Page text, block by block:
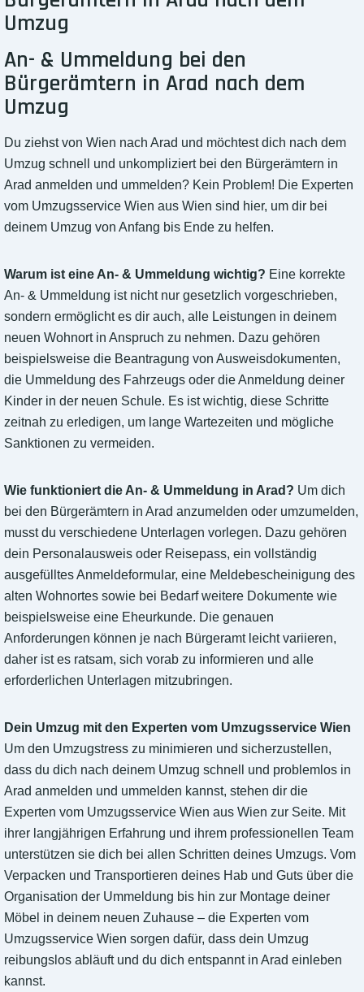
Umzug
An- & Ummeldung bei den
Bürgerämtern in Arad nach dem
Umzug
Du ziehst von Wien nach Arad und möchtest dich nach dem
Umzug schnell und unkompliziert bei den Bürgerämtern in
Arad anmelden und ummelden? Kein Problem! Die Experten
vom Umzugsservice Wien aus Wien sind hier, um dir bei
deinem Umzug von Anfang bis Ende zu helfen.
Warum ist eine An- & Ummeldung wichtig? Eine korrekte
An- & Ummeldung ist nicht nur gesetzlich vorgeschrieben,
sondern ermöglicht es dir auch, alle Leistungen in deinem
neuen Wohnort in Anspruch zu nehmen. Dazu gehören
beispielsweise die Beantragung von Ausweisdokumenten,
die Ummeldung des Fahrzeugs oder die Anmeldung deiner
Kinder in der neuen Schule. Es ist wichtig, diese Schritte
zeitnah zu erledigen, um lange Wartezeiten und mögliche
Sanktionen zu vermeiden.
Wie funktioniert die An- & Ummeldung in Arad? Um dich
bei den Bürgerämtern in Arad anzumelden oder umzumelden,
musst du verschiedene Unterlagen vorlegen. Dazu gehören
dein Personalausweis oder Reisepass, ein vollständig
ausgefülltes Anmeldeformular, eine Meldebescheinigung des
alten Wohnortes sowie bei Bedarf weitere Dokumente wie
beispielsweise eine Eheurkunde. Die genauen
Anforderungen können je nach Bürgeramt leicht variieren,
daher ist es ratsam, sich vorab zu informieren und alle
erforderlichen Unterlagen mitzubringen.
Dein Umzug mit den Experten vom Umzugsservice Wien
Um den Umzugstress zu minimieren und sicherzustellen,
dass du dich nach deinem Umzug schnell und problemlos in
Arad anmelden und ummelden kannst, stehen dir die
Experten vom Umzugsservice Wien aus Wien zur Seite. Mit
ihrer langjährigen Erfahrung und ihrem professionellen Team
unterstützen sie dich bei allen Schritten deines Umzugs. Vom
Verpacken und Transportieren deines Hab und Guts über die
Organisation der Ummeldung bis hin zur Montage deiner
Möbel in deinem neuen Zuhause – die Experten vom
Umzugsservice Wien sorgen dafür, dass dein Umzug
reibungslos abläuft und du dich entspannt in Arad einleben
kannst.